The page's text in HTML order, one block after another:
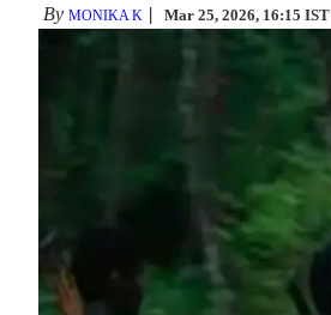
By MONIKA K Mar 25, 2026, 16:15 IST